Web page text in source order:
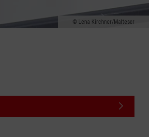
Lena Kirchner/Malteser